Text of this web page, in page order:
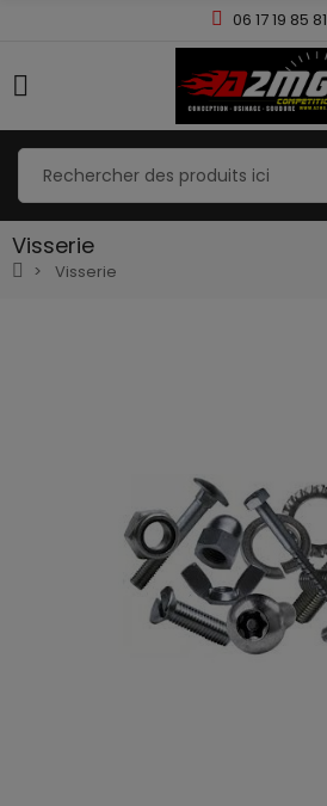
06 17 19 85 81
Visserie
Visserie